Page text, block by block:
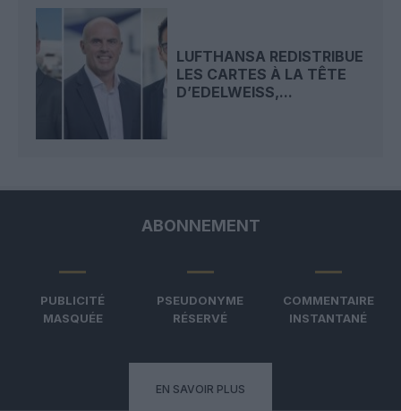
LUFTHANSA REDISTRIBUE
LES CARTES À LA TÊTE
D’EDELWEISS,...
ABONNEMENT
PUBLICITÉ
MASQUÉE
PSEUDONYME
RÉSERVÉ
COMMENTAIRE
INSTANTANÉ
EN SAVOIR PLUS